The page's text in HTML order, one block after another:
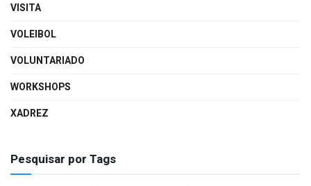
VISITA
VOLEIBOL
VOLUNTARIADO
WORKSHOPS
XADREZ
Pesquisar por Tags